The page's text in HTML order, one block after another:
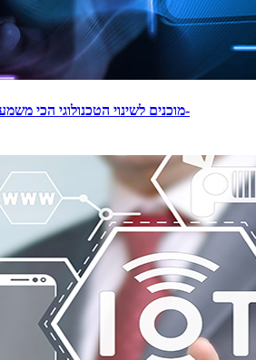
מוכנים לשינוי הטכנולוגי הכי